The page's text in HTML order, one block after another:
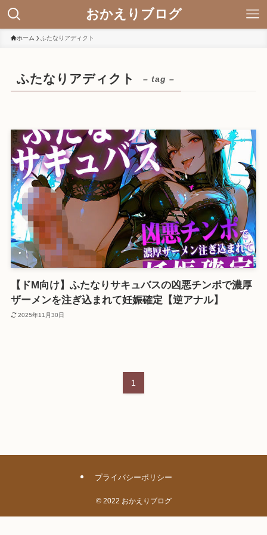
おかえりブログ
ホーム ふたなりアディクト
ふたなりアディクト – tag –
【ドM向け】ふたなりサキュバスの凶悪チンポで濃厚
ザーメンを注ぎ込まれて妊娠確定【逆アナル】
2025年11月30日
1
プライバシーポリシー
©2022 おかえりブログ